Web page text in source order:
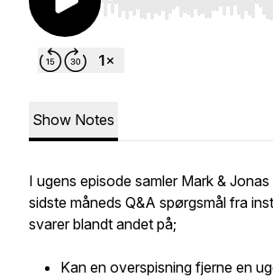
Use Left/Right to seek,
Show Notes
I ugens episode samler Mark &
sidste måneds Q&A spørgsmål fra
svarer blandt andet på;
Kan en overspisning fjerne en